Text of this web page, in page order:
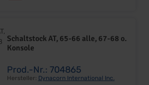
Schaltgehäuse-Bodenblech
Schaltstock AT, 65-66 alle, 67-68 o.
Konsole
Prod.-Nr.: 704865
Hersteller: Dynacorn International Inc.